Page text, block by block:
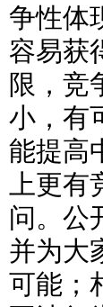
争性体
容易获
限，竞
小，有
能提高
上更
问。公
并为大
可能；